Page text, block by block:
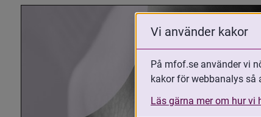
Vi använder kakor
På mfof.se använder vi
kakor för webbanalys
Läs gärna mer om hur vi